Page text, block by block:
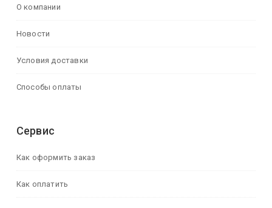
О компании
Новости
Условия доставки
Способы оплаты
Сервис
Как оформить заказ
Как оплатить